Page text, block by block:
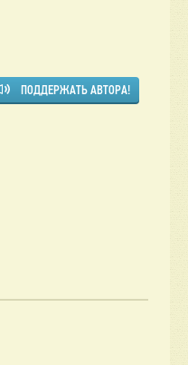
ПОДДЕРЖАТЬ АВТОРА!